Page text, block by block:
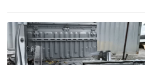
2024
Desenvolvido
Hesea
Tecnologia